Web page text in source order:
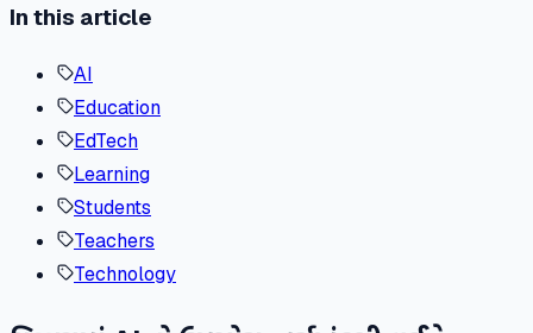
In this article
AI
Education
EdTech
Learning
Students
Teachers
Technology